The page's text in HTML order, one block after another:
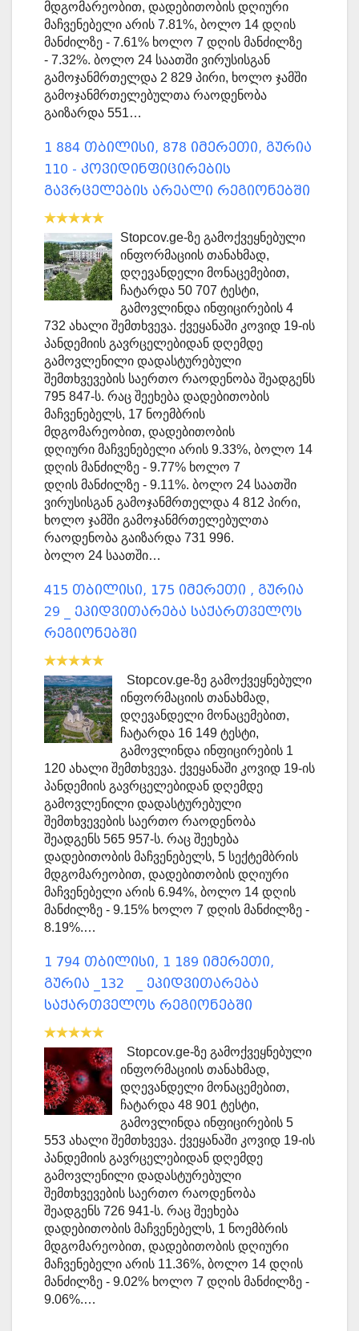
მდგომარეობით, დადებითობის დღიური
მაჩვენებელი არის 7.81%, ბოლო 14 დღის
მანძილზე - 7.61% ხოლო 7 დღის მანძილზე
- 7.32%. ბოლო 24 საათში ვირუსისგან
გამოჯანმრთელდა 2 829 პირი, ხოლო ჯამში
გამოჯანმრთელებულთა რაოდენობა
გაიზარდა 551…
1 884 თბილისი, 878 იმერეთი, გურია
110 - კოვიდინფიცირების
გავრცელების არეალი რეგიონებში
Stopcov.ge-ზე გამოქვეყნებული
ინფორმაციის თანახმად,
დღევანდელი მონაცემებით,
ჩატარდა 50 707 ტესტი,
გამოვლინდა ინფიცირების 4
732 ახალი შემთხვევა. ქვეყანაში კოვიდ 19-ის
პანდემიის გავრცელებიდან დღემდე
გამოვლენილი დადასტურებული
შემთხვევების საერთო რაოდენობა შეადგენს
795 847-ს. რაც შეეხება დადებითობის
მაჩვენებელს, 17 ნოემბრის
მდგომარეობით, დადებითობის
დღიური მაჩვენებელი არის 9.33%, ბოლო 14
დღის მანძილზე - 9.77% ხოლო 7
დღის მანძილზე - 9.11%. ბოლო 24 საათში
ვირუსისგან გამოჯანმრთელდა 4 812 პირი,
ხოლო ჯამში გამოჯანმრთელებულთა
რაოდენობა გაიზარდა 731 996.
ბოლო 24 საათში…
415 თბილისი, 175 იმერეთი , გურია
29 _ ეპიდვითარება საქართველოს
რეგიონებში
Stopcov.ge-ზე გამოქვეყნებული
ინფორმაციის თანახმად,
დღევანდელი მონაცემებით,
ჩატარდა 16 149 ტესტი,
გამოვლინდა ინფიცირების 1
120 ახალი შემთხვევა. ქვეყანაში კოვიდ 19-ის
პანდემიის გავრცელებიდან დღემდე
გამოვლენილი დადასტურებული
შემთხვევების საერთო რაოდენობა
შეადგენს 565 957-ს. რაც შეეხება
დადებითობის მაჩვენებელს, 5 სექტემბრის
მდგომარეობით, დადებითობის დღიური
მაჩვენებელი არის 6.94%, ბოლო 14 დღის
მანძილზე - 9.15% ხოლო 7 დღის მანძილზე -
8.19%.…
1 794 თბილისი, 1 189 იმერეთი,
გურია _132 _ ეპიდვითარება
საქართველოს რეგიონებში
Stopcov.ge-ზე გამოქვეყნებული
ინფორმაციის თანახმად,
დღევანდელი მონაცემებით,
ჩატარდა 48 901 ტესტი,
გამოვლინდა ინფიცირების 5
553 ახალი შემთხვევა. ქვეყანაში კოვიდ 19-ის
პანდემიის გავრცელებიდან დღემდე
გამოვლენილი დადასტურებული
შემთხვევების საერთო რაოდენობა
შეადგენს 726 941-ს. რაც შეეხება
დადებითობის მაჩვენებელს, 1 ნოემბრის
მდგომარეობით, დადებითობის დღიური
მაჩვენებელი არის 11.36%, ბოლო 14 დღის
მანძილზე - 9.02% ხოლო 7 დღის მანძილზე -
9.06%.…